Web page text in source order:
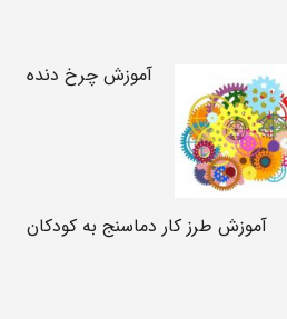
آموزش چرخ دنده
آموزش طرز کار دماسنج به کودکان